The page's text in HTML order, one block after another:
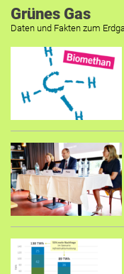
Grünes Gas
Daten und Fakten zum